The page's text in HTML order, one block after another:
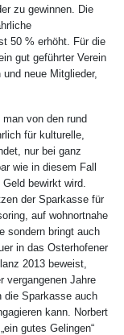
zu gewinnen. Die
50 % erhöht. Für die
gut geführter Verein
neue Mitglieder,
von den rund
für kulturelle,
nur bei ganz
wie in diesem Fall
bewirkt wird.
der Sparkasse für
auf wohnortnahe
sondern bringt auch
in das Osterhofener
2013 beweist,
vergangenen Jahre
Sparkasse auch
kann. Norbert
gutes Gelingen“